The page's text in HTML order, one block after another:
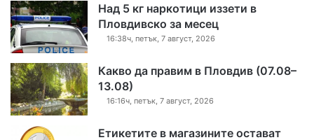
Над 5 кг наркотици иззети в
Пловдивско за месец
16:38ч, петък, 7 август, 2026
Какво да правим в Пловдив (07.08–
13.08)
16:16ч, петък, 7 август, 2026
Етикетите в магазините остават